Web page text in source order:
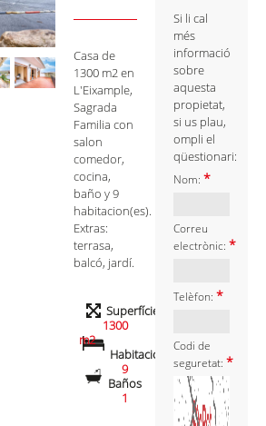
Casa de
1300 m2 en
L'Eixample,
Sagrada
Familia con
salon
comedor,
cocina,
baño y 9
habitacion(es).
Extras:
terrasa,
balcó, jardí.
Superfície
1300
m2
Habitacions
9
Baños
1
Si li cal
més
informació
sobre
aquesta
propietat,
si us plau,
ompli el
qüestionari:
Nom: *
Correu
electrònic: *
Telèfon: *
Codi de
seguretat: *